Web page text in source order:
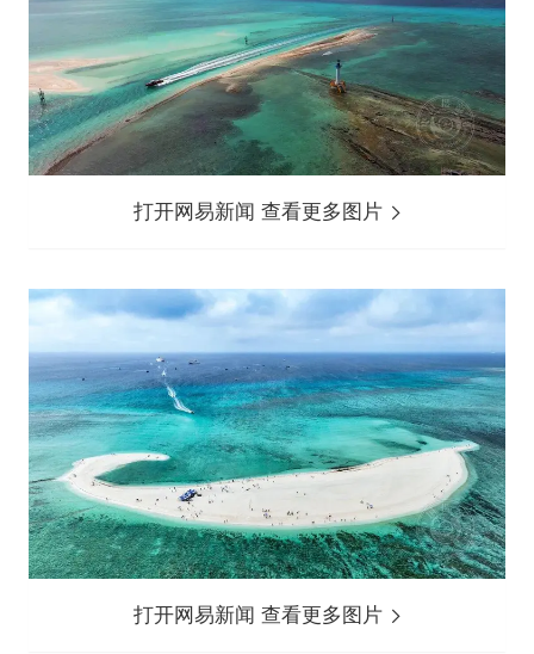
打开网易新闻 查看更多图片
打开网易新闻 查看更多图片